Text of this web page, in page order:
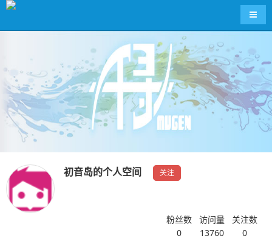
导航
初音岛的个人空间 关注
粉丝数
0
访问量
13760
关注数
0